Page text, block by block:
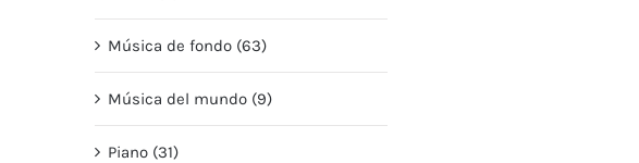
Música de fondo (63)
Música del mundo (9)
Piano (31)